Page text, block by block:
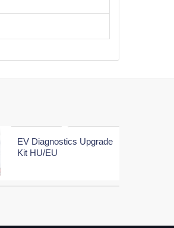
és hatékonyabb
EV Diagnostics Upgrade
Kit HU/EU